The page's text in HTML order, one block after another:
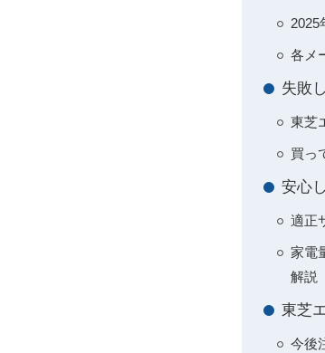
2025
各メ
失敗
東芝
買っ
安心
適正
家電
解説
東芝
今後